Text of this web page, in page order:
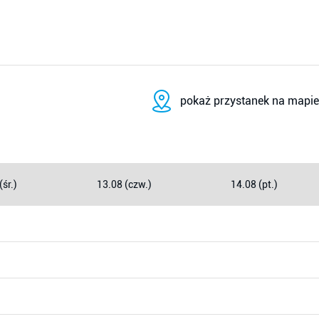
pokaż przystanek na mapie
13.08 (czw.) 14.08 (pt.)